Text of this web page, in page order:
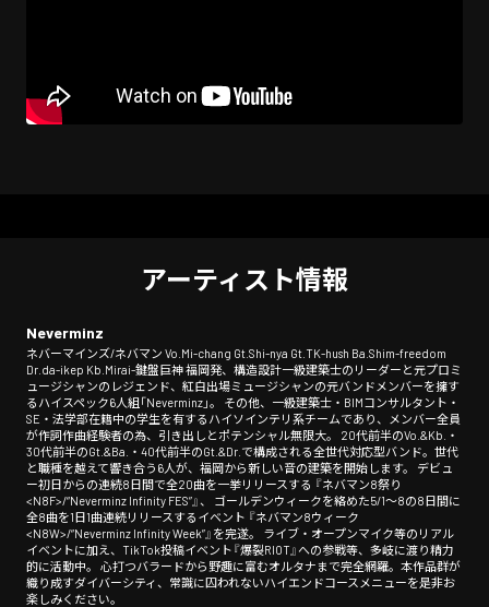
アーティスト情報
Neverminz
ネバーマインズ/ネバマン Vo.Mi-chang Gt.Shi-nya Gt.TK-hush Ba.Shim-freedom
Dr.da-ikep Kb.Mirai-鍵盤巨神 福岡発、構造設計一級建築士のリーダーと元プロミ
ュージシャンのレジェンド、紅白出場ミュージシャンの元バンドメンバーを擁す
るハイスペック6人組「Neverminz」。 その他、一級建築士・BIMコンサルタント・
SE・法学部在籍中の学生を有するハイソインテリ系チームであり、メンバー全員
が作詞作曲経験者の為、引き出しとポテンシャル無限大。 20代前半のVo.&Kb.・
30代前半のGt.&Ba.・40代前半のGt.&Dr.で構成される全世代対応型バンド。世代
と職種を越えて響き合う6人が、福岡から新しい音の建築を開始します。 デビュ
ー初日からの連続8日間で全20曲を一挙リリースする 『ネバマン8祭り
<N8F>/“Neverminz Infinity FES”』、 ゴールデンウィークを絡めた5/1〜8の8日間に
全8曲を1日1曲連続リリースするイベント 『ネバマン8ウィーク
<N8W>/“Neverminz Infinity Week”』を完遂。 ライブ・オープンマイク等のリアル
イベントに加え、TikTok投稿イベント『爆裂RIOT』への参戦等、多岐に渡り精力
的に活動中。 心打つバラードから野趣に富むオルタナまで完全網羅。本作品群が
織り成すダイバーシティ、常識に囚われないハイエンドコースメニューを是非お
楽しみください。